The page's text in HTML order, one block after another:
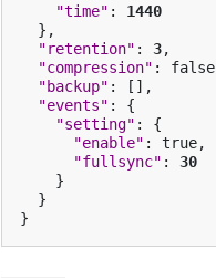
"time" :
1440
},
"retention" : 3,
"compression" : false
"backup" :
[],
"events" :
{
"setting" :
{
"enable" : true,
"fullsync" :
30
}
}
}